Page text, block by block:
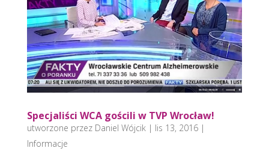
Specjaliści WCA gościli w TVP Wrocław!
utworzone przez Daniel Wójcik| lis 13, 2016|
Informacje